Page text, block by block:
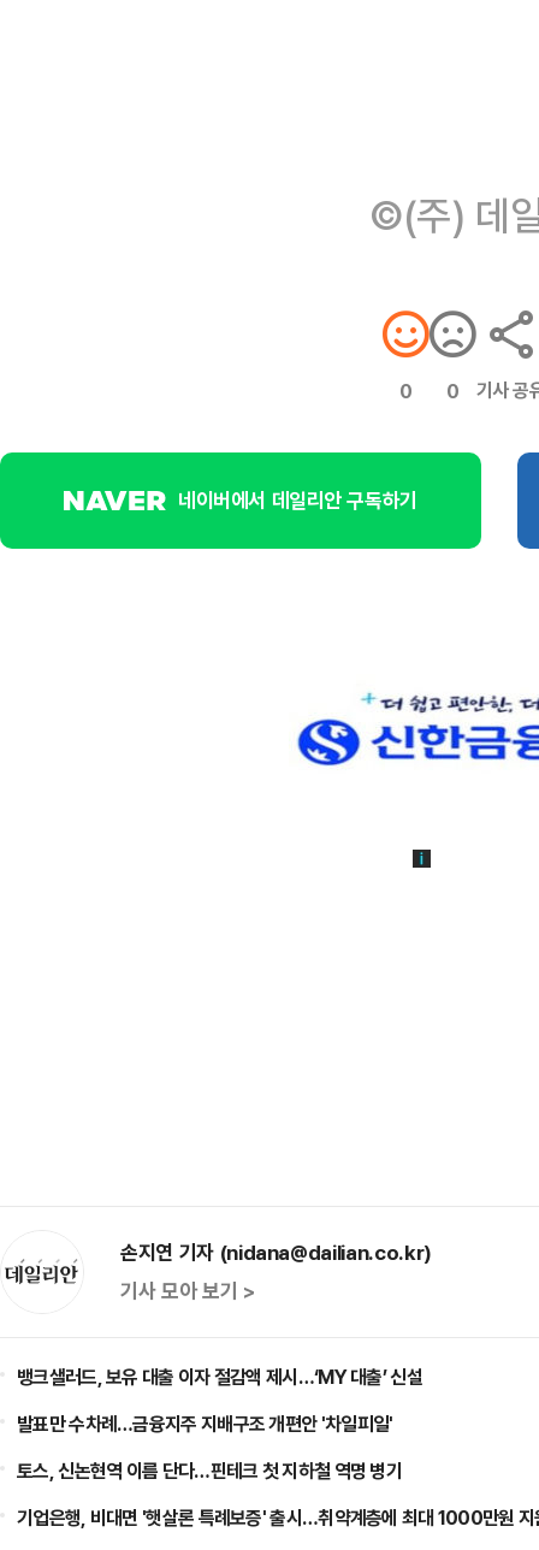
©(주) 데
0 0 기사 공
네이버에서 데일리안 구독하기
손지연 기자 (nidana@dailian.co.kr)
기사 모아 보기 >
뱅크샐러드, 보유 대출 이자 절감액 제시…‘MY 대출’ 신설
발표만 수차례…금융지주 지배구조 개편안 '차일피일'
토스, 신논현역 이름 단다…핀테크 첫 지하철 역명 병기
기업은행, 비대면 '햇살론 특례보증' 출시…취약계층에 최대 1000만원 지